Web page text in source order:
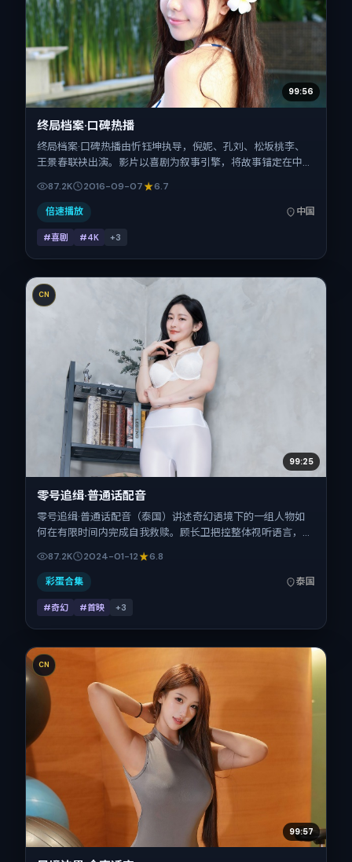
99:56
终局档案·口碑热播
终局档案·口碑热播由忻钰坤执导，倪妮、孔刘、松坂桃李、
王景春联袂出演。影片以喜剧为叙事引擎，将故事锚定在中国
大陆，借当代中国的现实肌理推进人物抉择与反转。2016年9
月7日于中国大陆首映（国庆档前后），片长150分钟，适合
喜欢强情节与细腻表演的观众。
87.2K 2016-09-07 6.7
倍速播放 中国
#喜剧 #4K +3
CN
99:25
零号追缉·普通话配音
零号追缉·普通话配音（泰国）讲述奇幻语境下的一组人物如
何在有限时间内完成自我救赎。顾长卫把控整体视听语言，赵
演层次丰富。影片定于 2024-01-12 起陆续登陆院线与网络平
台，春节档前后公映，片长103分钟。
87.2K 2024-01-12 6.8
彩蛋合集 泰国
#奇幻 #首映 +3
CN
99:57